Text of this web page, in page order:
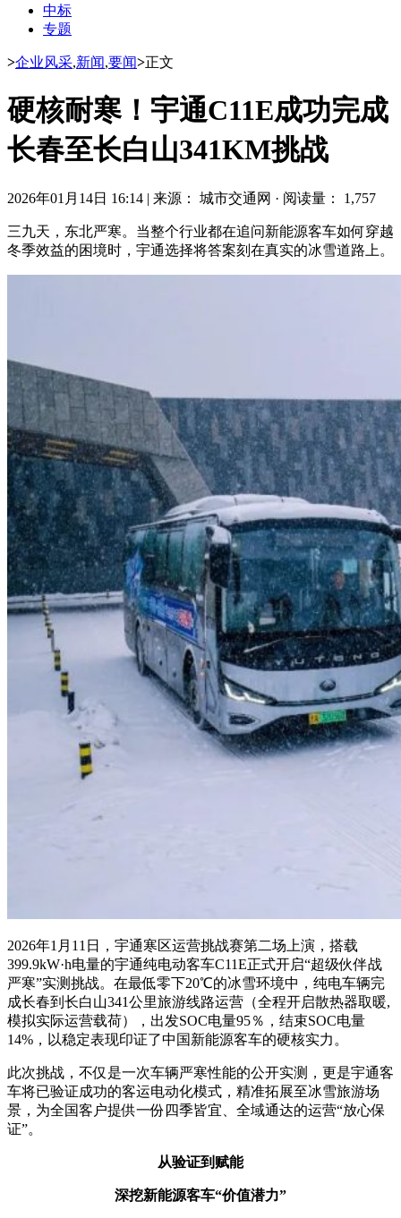
中标
专题
>企业风采,新闻,要闻>正文
硬核耐寒！宇通C11E成功完成
长春至长白山341KM挑战
2026年01月14日 16:14 | 来源： 城市交通网 · 阅读量： 1,757
三九天，东北严寒。当整个行业都在追问新能源客车如何穿越
冬季效益的困境时，宇通选择将答案刻在真实的冰雪道路上。
2026年1月11日，宇通寒区运营挑战赛第二场上演，搭载
399.9kW·h电量的宇通纯电动客车C11E正式开启“超级伙伴战
严寒”实测挑战。在最低零下20℃的冰雪环境中，纯电车辆完
成长春到长白山341公里旅游线路运营（全程开启散热器取暖,
模拟实际运营载荷），出发SOC电量95％，结束SOC电量
14%，以稳定表现印证了中国新能源客车的硬核实力。
此次挑战，不仅是一次车辆严寒性能的公开实测，更是宇通客
车将已验证成功的客运电动化模式，精准拓展至冰雪旅游场
景，为全国客户提供一份四季皆宜、全域通达的运营“放心保
证”。
从验证到赋能
深挖新能源客车“价值潜力”